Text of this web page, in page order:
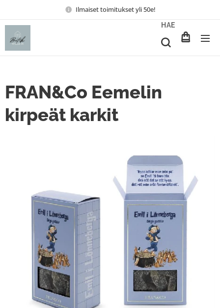
Ilmaiset toimitukset yli 50e!
HAE
FRAN&Co Eemelin
kirpeät karkit